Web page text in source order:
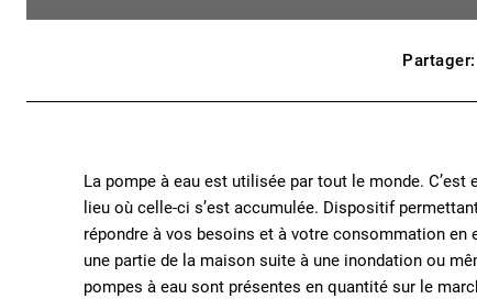
Partager:
La pompe à eau est utilisée par tout le monde. C’est
lieu où celle-ci s’est accumulée. Dispositif
répondre à vos besoins et à votre consommation en
une partie de la maison suite à une inondation ou
pompes à eau sont présentes en quantité sur le